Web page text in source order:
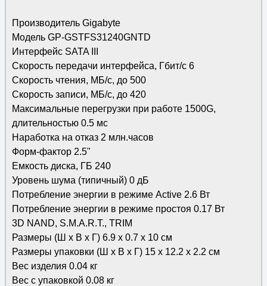
Производитель Gigabyte
Модель GP-GSTFS31240GNTD
Интерфейс SATA III
Скорость передачи интерфейса, Гбит/с 6
Скорость чтения, МБ/с, до 500
Скорость записи, МБ/с, до 420
Максимальные перегрузки при работе 1500G,
длительностью 0.5 мс
Наработка на отказ 2 млн.часов
Форм-фактор 2.5"
Емкость диска, ГБ 240
Уровень шума (типичный) 0 дБ
Потребление энергии в режиме Active 2.6 Вт
Потребление энергии в режиме простоя 0.17 Вт
3D NAND, S.M.A.R.T., TRIM
Размеры (Ш х В х Г) 6.9 х 0.7 x 10 см
Размеры упаковки (Ш х В х Г) 15 х 12.2 х 2.2 см
Вес изделия 0.04 кг
Вес с упаковкой 0.08 кг